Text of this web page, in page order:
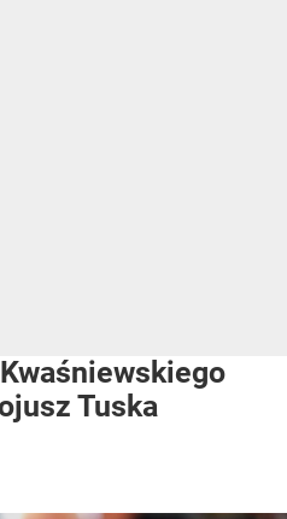
Tuska